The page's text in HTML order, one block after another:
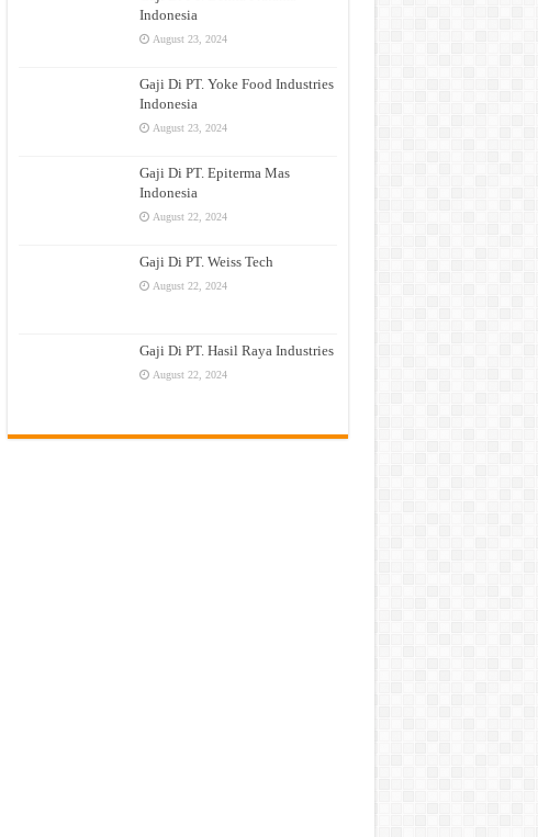
Indonesia
August 23, 2024
Gaji Di PT. Yoke Food Industries
Indonesia
August 23, 2024
Gaji Di PT. Epiterma Mas
Indonesia
August 22, 2024
Gaji Di PT. Weiss Tech
August 22, 2024
Gaji Di PT. Hasil Raya Industries
August 22, 2024